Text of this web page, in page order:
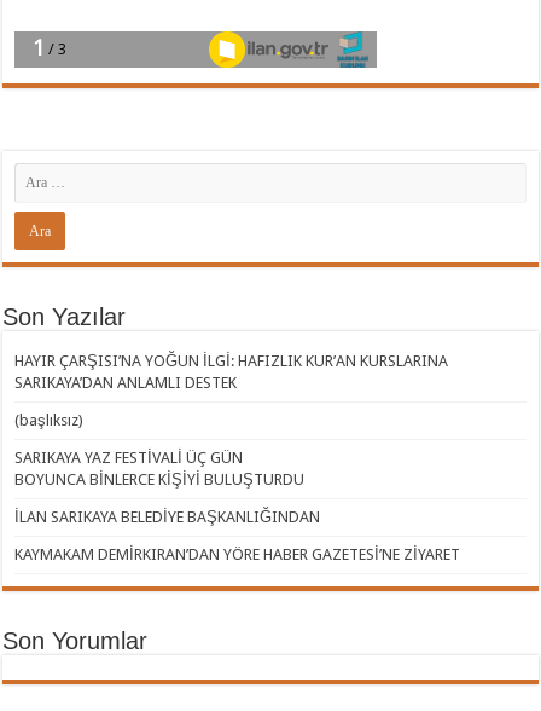
Son Yazılar
HAYIR ÇARŞISI’NA YOĞUN İLGİ: HAFIZLIK KUR’AN KURSLARINA
SARIKAYA’DAN ANLAMLI DESTEK
(başlıksız)
SARIKAYA YAZ FESTİVALİ ÜÇ GÜN
BOYUNCA BİNLERCE KİŞİYİ BULUŞTURDU
İLAN SARIKAYA BELEDİYE BAŞKANLIĞINDAN
KAYMAKAM DEMİRKIRAN’DAN YÖRE HABER GAZETESİ’NE ZİYARET
Son Yorumlar